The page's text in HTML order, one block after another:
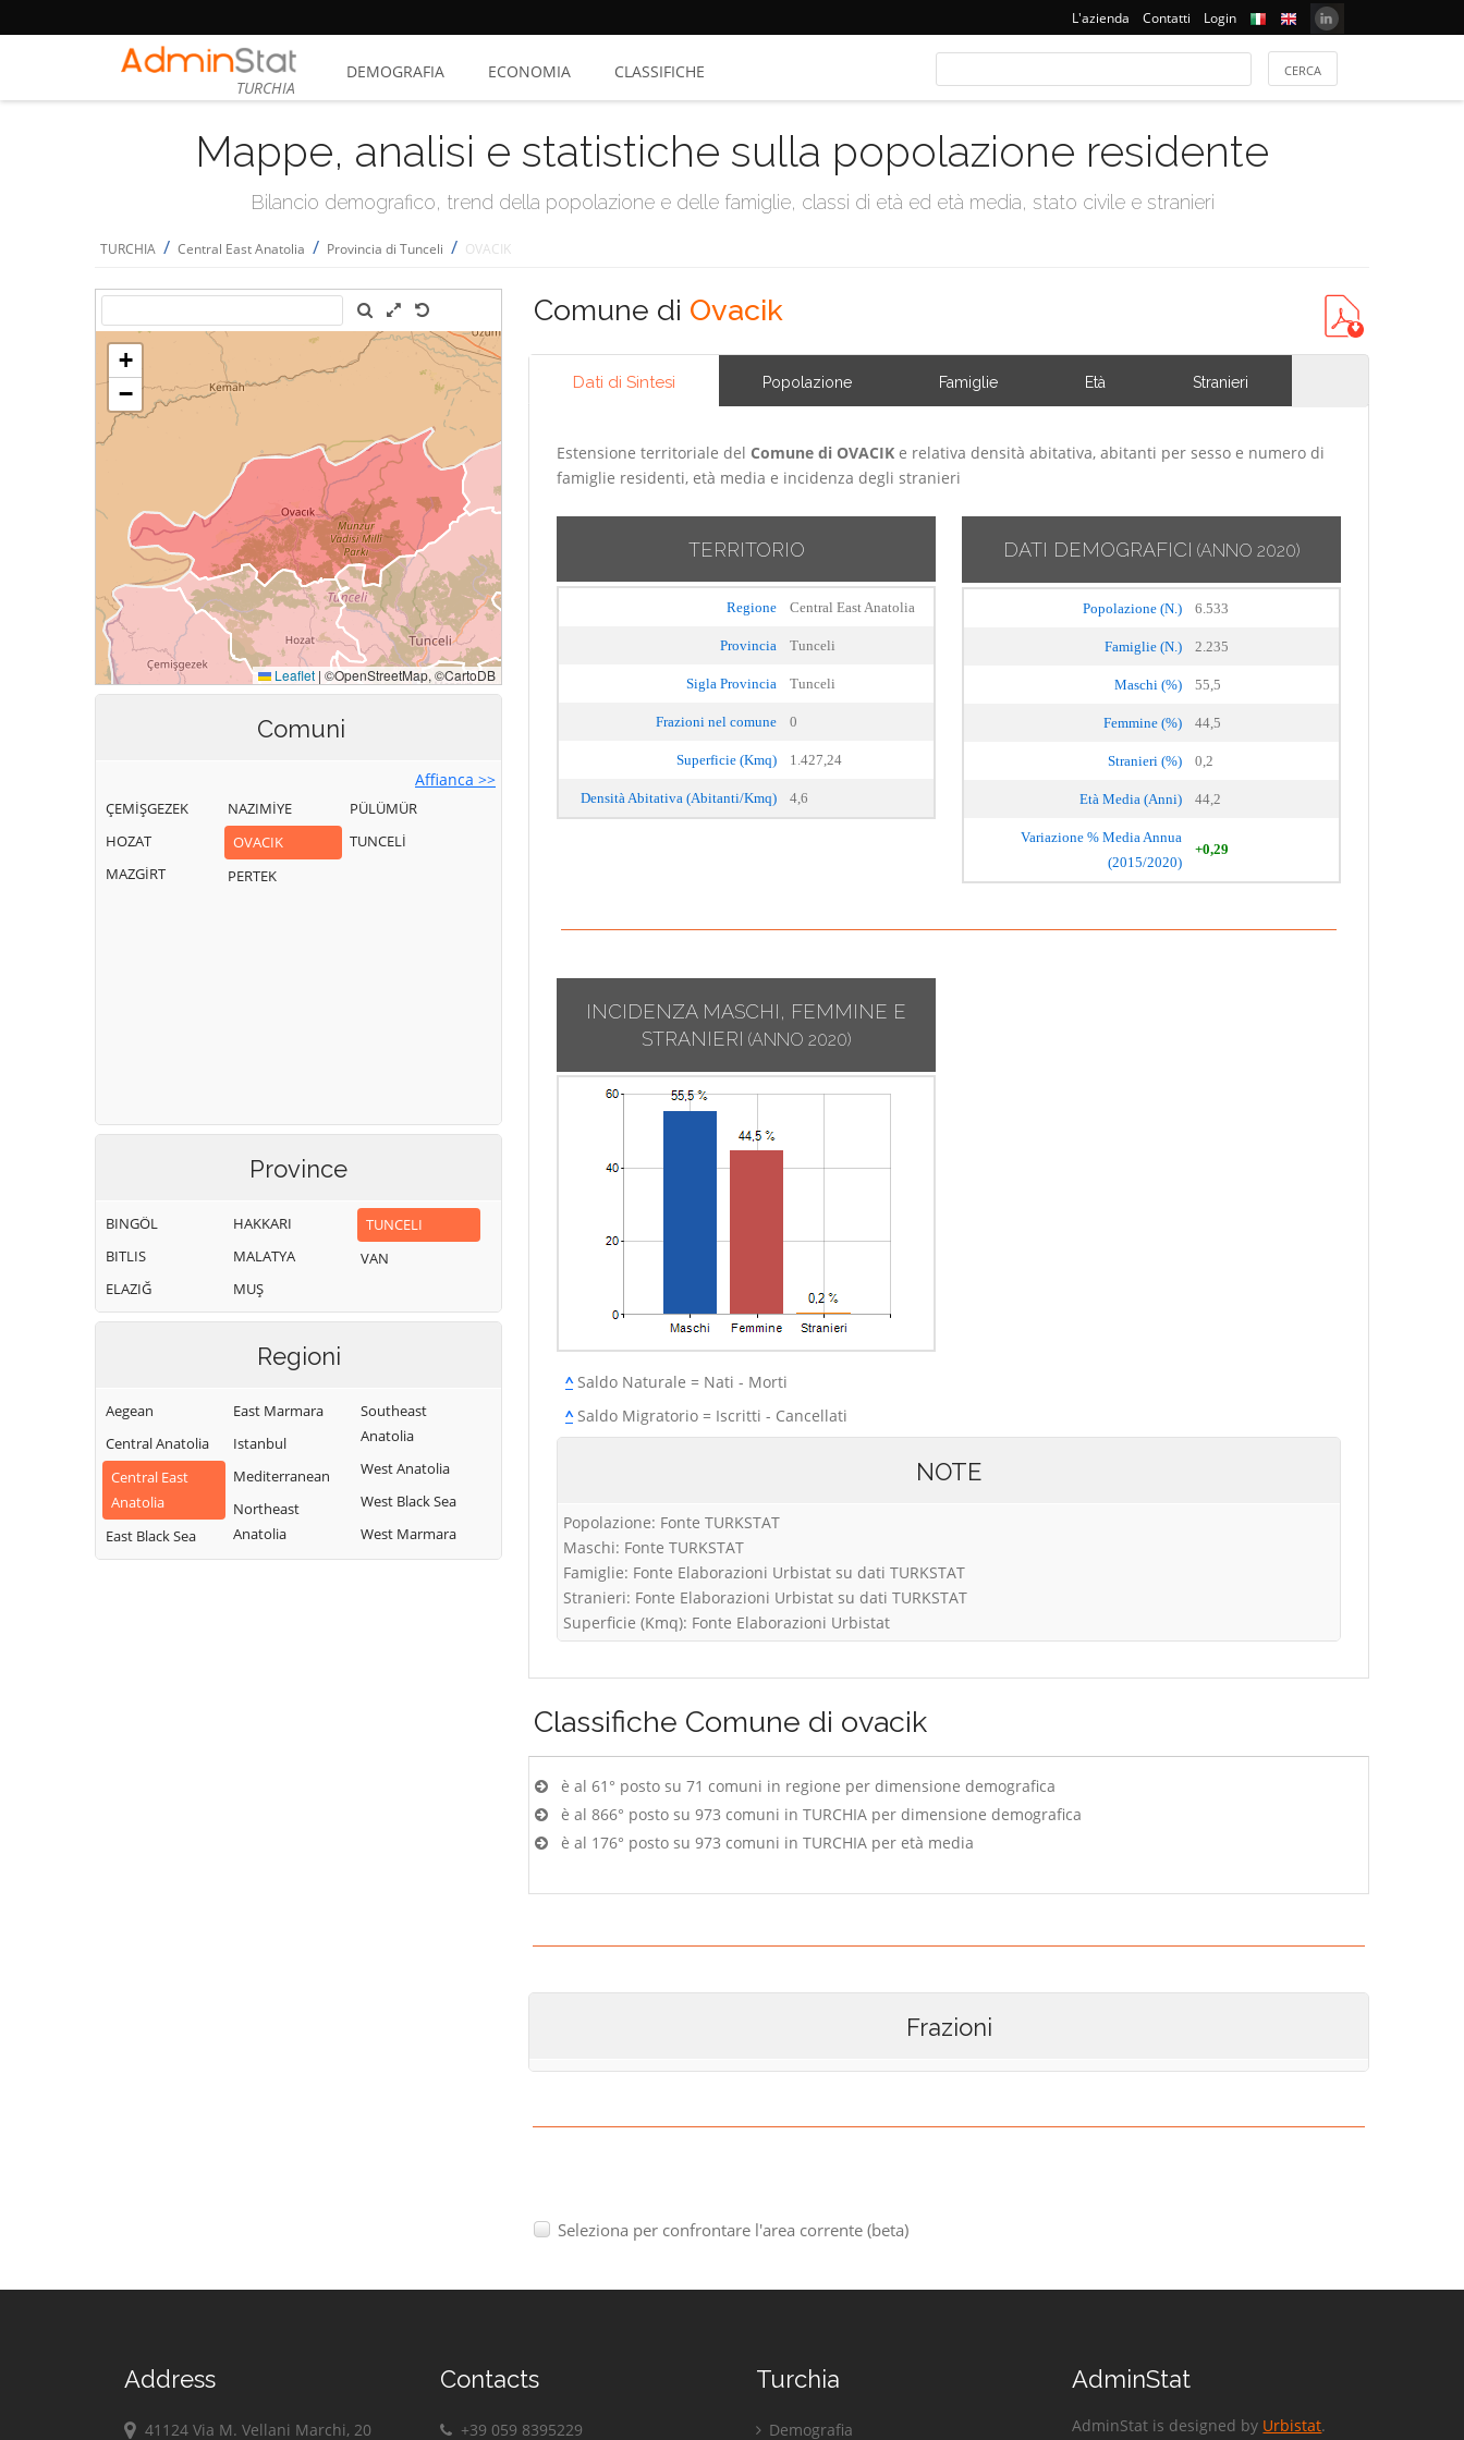
L'azienda Contatti Login
TURCHIA
DEMOGRAFIA ECONOMIA CLASSIFICHE
Mappe, analisi e statistiche sulla popolazione residente
Bilancio demografico, trend della popolazione e delle famiglie, classi di età ed età media, stato civile e stranieri
TURCHIA / Central East Anatolia / Provincia di Tunceli / OVACIK
Comuni
Affianca >>
ÇEMİŞGEZEK
HOZAT
MAZGİRT
NAZIMİYE
OVACIK
PERTEK
PÜLÜMÜR
TUNCELİ
Province
BINGÖL
BITLIS
ELAZIĞ
HAKKARI
MALATYA
MUŞ
TUNCELI
VAN
Regioni
Aegean
Central Anatolia
Central East
Anatolia
East Black Sea
East Marmara
Istanbul
Mediterranean
Northeast
Anatolia
Southeast
Anatolia
West Anatolia
West Black Sea
West Marmara
Comune di Ovacik
Dati di Sintesi Popolazione Famiglie Età Stranieri
Estensione territoriale del Comune di OVACIK e relativa densità abitativa, abitanti per sesso e numero di
famiglie residenti, età media e incidenza degli stranieri
TERRITORIO
Regione Central East Anatolia
Provincia Tunceli
Sigla Provincia Tunceli
Frazioni nel comune 0
Superficie (Kmq) 1.427,24
Densità Abitativa (Abitanti/Kmq) 4,6
DATI DEMOGRAFICI (ANNO 2020)
Popolazione (N.) 6.533
Famiglie (N.) 2.235
Maschi (%) 55,5
Femmine (%) 44,5
Stranieri (%) 0,2
Età Media (Anni) 44,2
Variazione % Media Annua
(2015/2020)
+0,29
INCIDENZA MASCHI, FEMMINE E
STRANIERI (ANNO 2020)
^Saldo Naturale = Nati - Morti
^Saldo Migratorio = Iscritti - Cancellati
NOTE
Popolazione: Fonte TURKSTAT
Maschi: Fonte TURKSTAT
Famiglie: Fonte Elaborazioni Urbistat su dati TURKSTAT
Stranieri: Fonte Elaborazioni Urbistat su dati TURKSTAT
Superficie (Kmq): Fonte Elaborazioni Urbistat
Classifiche Comune di ovacik
è al 61° posto su 71 comuni in regione per dimensione demografica
è al 866° posto su 973 comuni in TURCHIA per dimensione demografica
è al 176° posto su 973 comuni in TURCHIA per età media
Frazioni
Seleziona per confrontare l'area corrente (beta)
Address
41124 Via M. Vellani Marchi, 20
Contacts
+39 059 8395229
Turchia
Demografia
AdminStat
AdminStat is designed by Urbistat.